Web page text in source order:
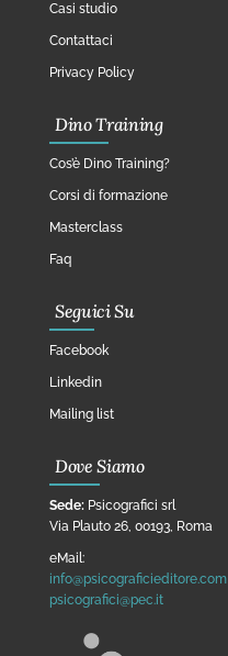
Casi studio
Contattaci
Privacy Policy
Dino Training
Cos’è Dino Training?
Corsi di formazione
Masterclass
Faq
Seguici Su
Facebook
Linkedin
Mailing list
Dove Siamo
Sede: Psicografici srl
Via Plauto 26, 00193, Roma
eMail:
info@psicograficieditore.com
psicografici@pec.it